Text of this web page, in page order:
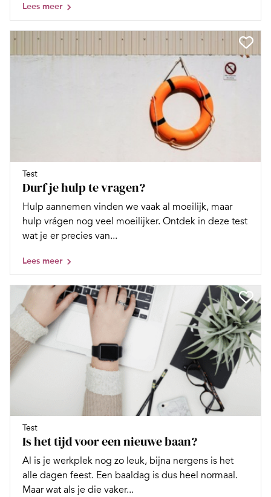
Lees meer
Test
Durf je hulp te vragen?
Hulp aannemen vinden we vaak al moeilijk, maar
hulp vrágen nog veel moeilijker. Ontdek in deze test
wat je er precies van...
Lees meer
Test
Is het tijd voor een nieuwe baan?
Al is je werkplek nog zo leuk, bijna nergens is het
alle dagen feest. Een baaldag is dus heel normaal.
Maar wat als je die vaker...